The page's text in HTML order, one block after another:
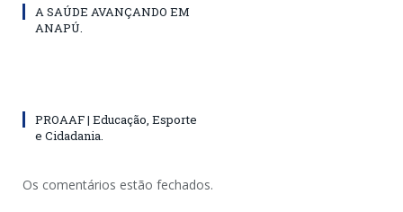
A SAÚDE AVANÇANDO EM
ANAPÚ.
PROAAF | Educação, Esporte
e Cidadania.
Os comentários estão fechados.